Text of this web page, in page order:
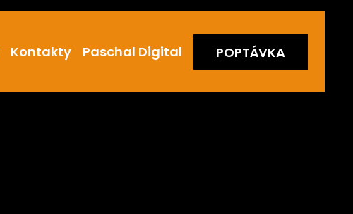
Kontakty Paschal Digital POPTÁVKA